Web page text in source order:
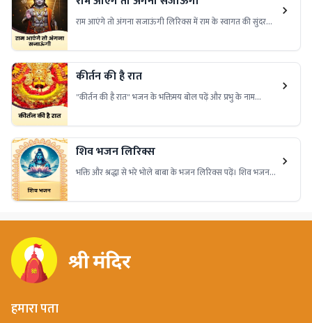
राम आएंगे तो अंगना सजाऊंगी लिरिक्स में राम के स्वागत की सुंदरता
लाएं!
कीर्तन की है रात
"कीर्तन की है रात" भजन के भक्तिमय बोल पढ़ें और प्रभु के नाम
कराता है।
शिव भजन लिरिक्स
भक्ति और श्रद्धा से भरे भोले बाबा के भजन लिरिक्स पढ़ें। शिव भजन
आराधना के पावन शब्द यहाँ पाएं।
हमारा पता